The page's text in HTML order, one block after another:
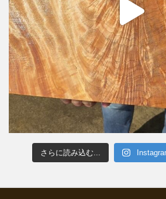
さらに読み込む...